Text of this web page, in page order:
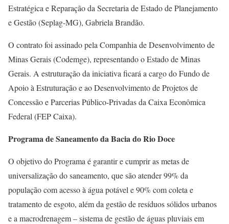
Estratégica e Reparação da Secretaria de Estado de Planejamento
e Gestão (Seplag-MG), Gabriela Brandão.
O contrato foi assinado pela Companhia de Desenvolvimento de
Minas Gerais (Codemge), representando o Estado de Minas
Gerais. A estruturação da iniciativa ficará a cargo do Fundo de
Apoio à Estruturação e ao Desenvolvimento de Projetos de
Concessão e Parcerias Público-Privadas da Caixa Econômica
Federal (FEP Caixa).
Programa de Saneamento da Bacia do Rio Doce
O objetivo do Programa é garantir e cumprir as metas de
universalização do saneamento, que são atender 99% da
população com acesso à água potável e 90% com coleta e
tratamento de esgoto, além da gestão de resíduos sólidos urbanos
e a macrodrenagem – sistema de gestão de águas pluviais em